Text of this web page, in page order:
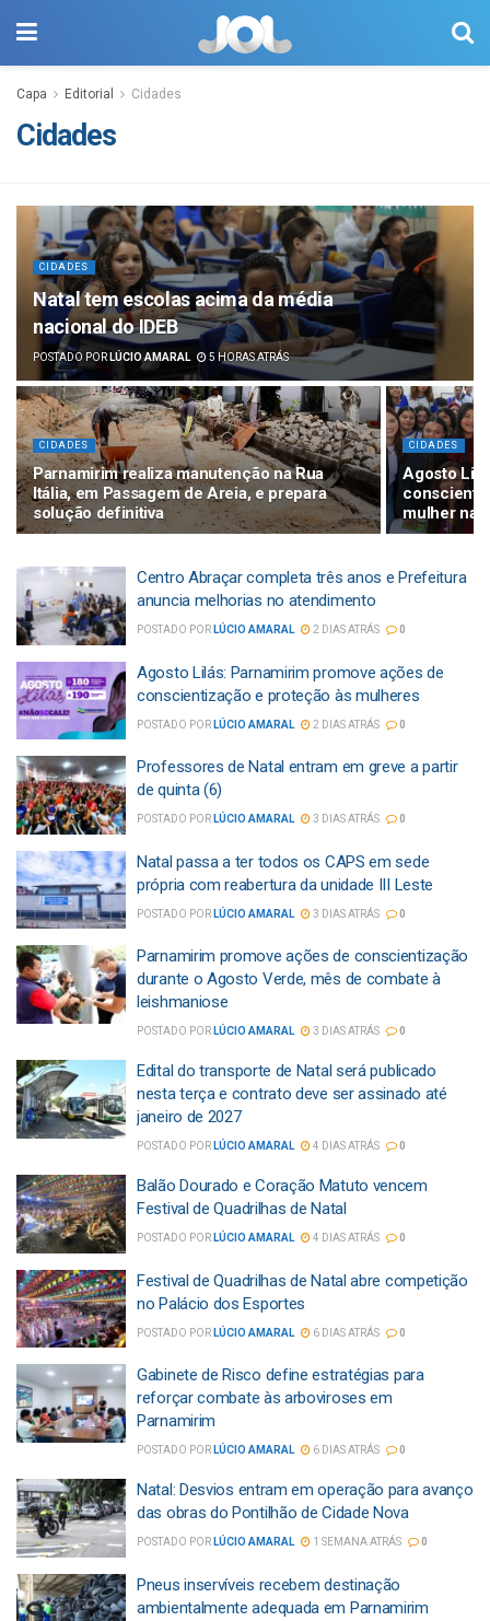
Capa Editorial Cidades
Cidades
CIDADES
Natal tem escolas acima da média
nacional do IDEB
POSTADO POR LÚCIO AMARAL 5 HORAS ATRÁS
CIDADES
Parnamirim realiza manutenção na Rua
Itália, em Passagem de Areia, e prepara
solução definitiva
CIDADES
Agosto
mulher
Centro Abraçar completa três anos e Prefeitura
anuncia melhorias no atendimento
POSTADO POR LÚCIO AMARAL 2 DIAS ATRÁS 0
Agosto Lilás: Parnamirim promove ações de
conscientização e proteção às mulheres
POSTADO POR LÚCIO AMARAL 2 DIAS ATRÁS 0
Professores de Natal entram em greve a partir
de quinta (6)
POSTADO POR LÚCIO AMARAL 3 DIAS ATRÁS 0
Natal passa a ter todos os CAPS em sede
própria com reabertura da unidade III Leste
POSTADO POR LÚCIO AMARAL 3 DIAS ATRÁS 0
Parnamirim promove ações de conscientização
durante o Agosto Verde, mês de combate à
leishmaniose
POSTADO POR LÚCIO AMARAL 3 DIAS ATRÁS 0
Edital do transporte de Natal será publicado
nesta terça e contrato deve ser assinado até
janeiro de 2027
POSTADO POR LÚCIO AMARAL 4 DIAS ATRÁS 0
Balão Dourado e Coração Matuto vencem
Festival de Quadrilhas de Natal
POSTADO POR LÚCIO AMARAL 4 DIAS ATRÁS 0
Festival de Quadrilhas de Natal abre competição
no Palácio dos Esportes
POSTADO POR LÚCIO AMARAL 6 DIAS ATRÁS 0
Gabinete de Risco define estratégias para
reforçar combate às arboviroses em
Parnamirim
POSTADO POR LÚCIO AMARAL 6 DIAS ATRÁS 0
Natal: Desvios entram em operação para avanço
das obras do Pontilhão de Cidade Nova
POSTADO POR LÚCIO AMARAL 1 SEMANA ATRÁS 0
Pneus inservíveis recebem destinação
ambientalmente adequada em Parnamirim